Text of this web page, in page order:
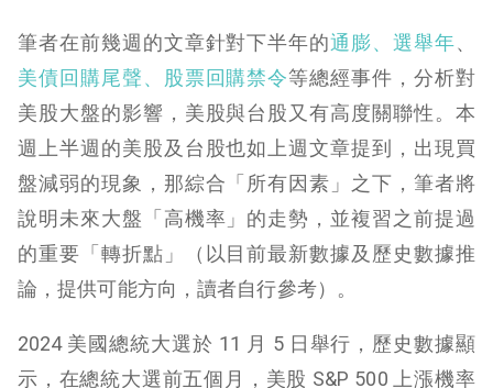
筆者在前幾週的文章針對下半年的通膨、選舉年、
美債回購尾聲、股票回購禁令等總經事件，分析對
美股大盤的影響，美股與台股又有高度關聯性。本
週上半週的美股及台股也如上週文章提到，出現買
盤減弱的現象，那綜合「所有因素」之下，筆者將
說明未來大盤「高機率」的走勢，並複習之前提過
的重要「轉折點」（以目前最新數據及歷史數據推
論，提供可能方向，讀者自行參考）。
2024 美國總統大選於 11 月 5 日舉行，歷史數據顯
示，在總統大選前五個月，美股 S&P 500 上漲機率